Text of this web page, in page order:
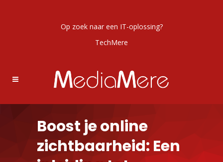
Op zoek naar een IT-oplossing?
TechMere
Boost je online
zichtbaarheid: Een